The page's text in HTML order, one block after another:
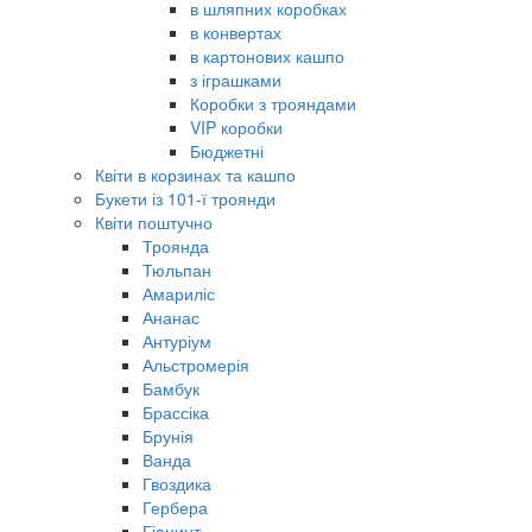
в шляпних коробках
в конвертах
в картонових кашпо
з іграшками
Коробки з трояндами
VIP коробки
Бюджетні
Квіти в корзинах та кашпо
Букети із 101-ї троянди
Квіти поштучно
Троянда
Тюльпан
Амариліс
Ананас
Антуріум
Альстромерія
Бамбук
Брассіка
Брунія
Ванда
Гвоздика
Гербера